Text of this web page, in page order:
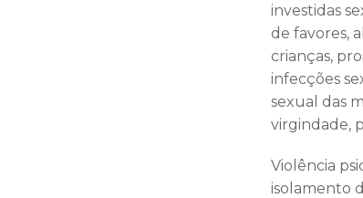
investidas
de favores,
crianças,
infecções
sexual das
virgindade,
Violência
isolamento